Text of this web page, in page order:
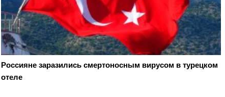
Россияне заразились смертоносным вирусом в турецком
отеле